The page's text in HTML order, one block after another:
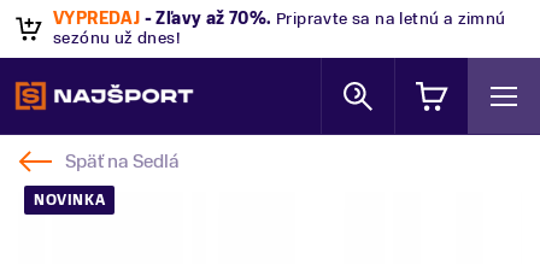
VÝPREDAJ - Zľavy až 70%. Pripravte sa na letnú a zimnú
sezónu už dnes!
Späť naSedlá
NOVINKA